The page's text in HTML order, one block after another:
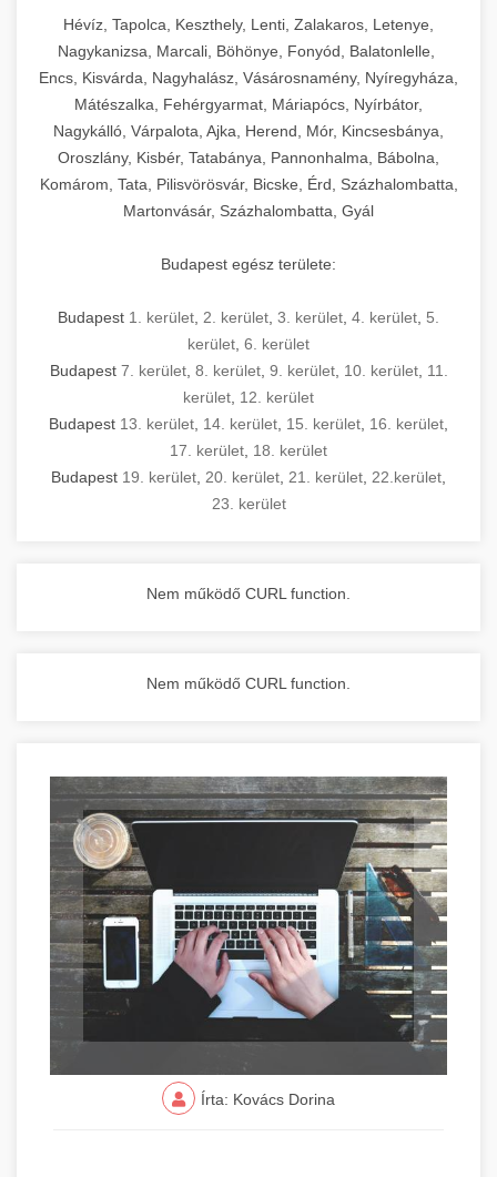
Hévíz, Tapolca, Keszthely, Lenti, Zalakaros, Letenye,
Nagykanizsa, Marcali, Böhönye, Fonyód, Balatonlelle,
Encs, Kisvárda, Nagyhalász, Vásárosnamény, Nyíregyháza,
Mátészalka, Fehérgyarmat, Máriapócs, Nyírbátor,
Nagykálló, Várpalota, Ajka, Herend, Mór, Kincsesbánya,
Oroszlány, Kisbér, Tatabánya, Pannonhalma, Bábolna,
Komárom, Tata, Pilisvörösvár, Bicske, Érd, Százhalombatta,
Martonvásár, Százhalombatta, Gyál
Budapest egész területe:
Budapest 1. kerület 2. kerület 3. kerület 4. kerület 5.
kerület 6. kerület
Budapest 7. kerület, 8. kerület, 9. kerület, 10. kerület, 11.
kerület 12. kerület
Budapest 13. kerület 14. kerület 15. kerület 16. kerület
17. kerület 18. kerület
Budapest 19. kerület 20. kerület 21. kerület 22.kerület
23. kerület
Nem működő CURL function.
Nem működő CURL function.
Írta: Kovács Dorina